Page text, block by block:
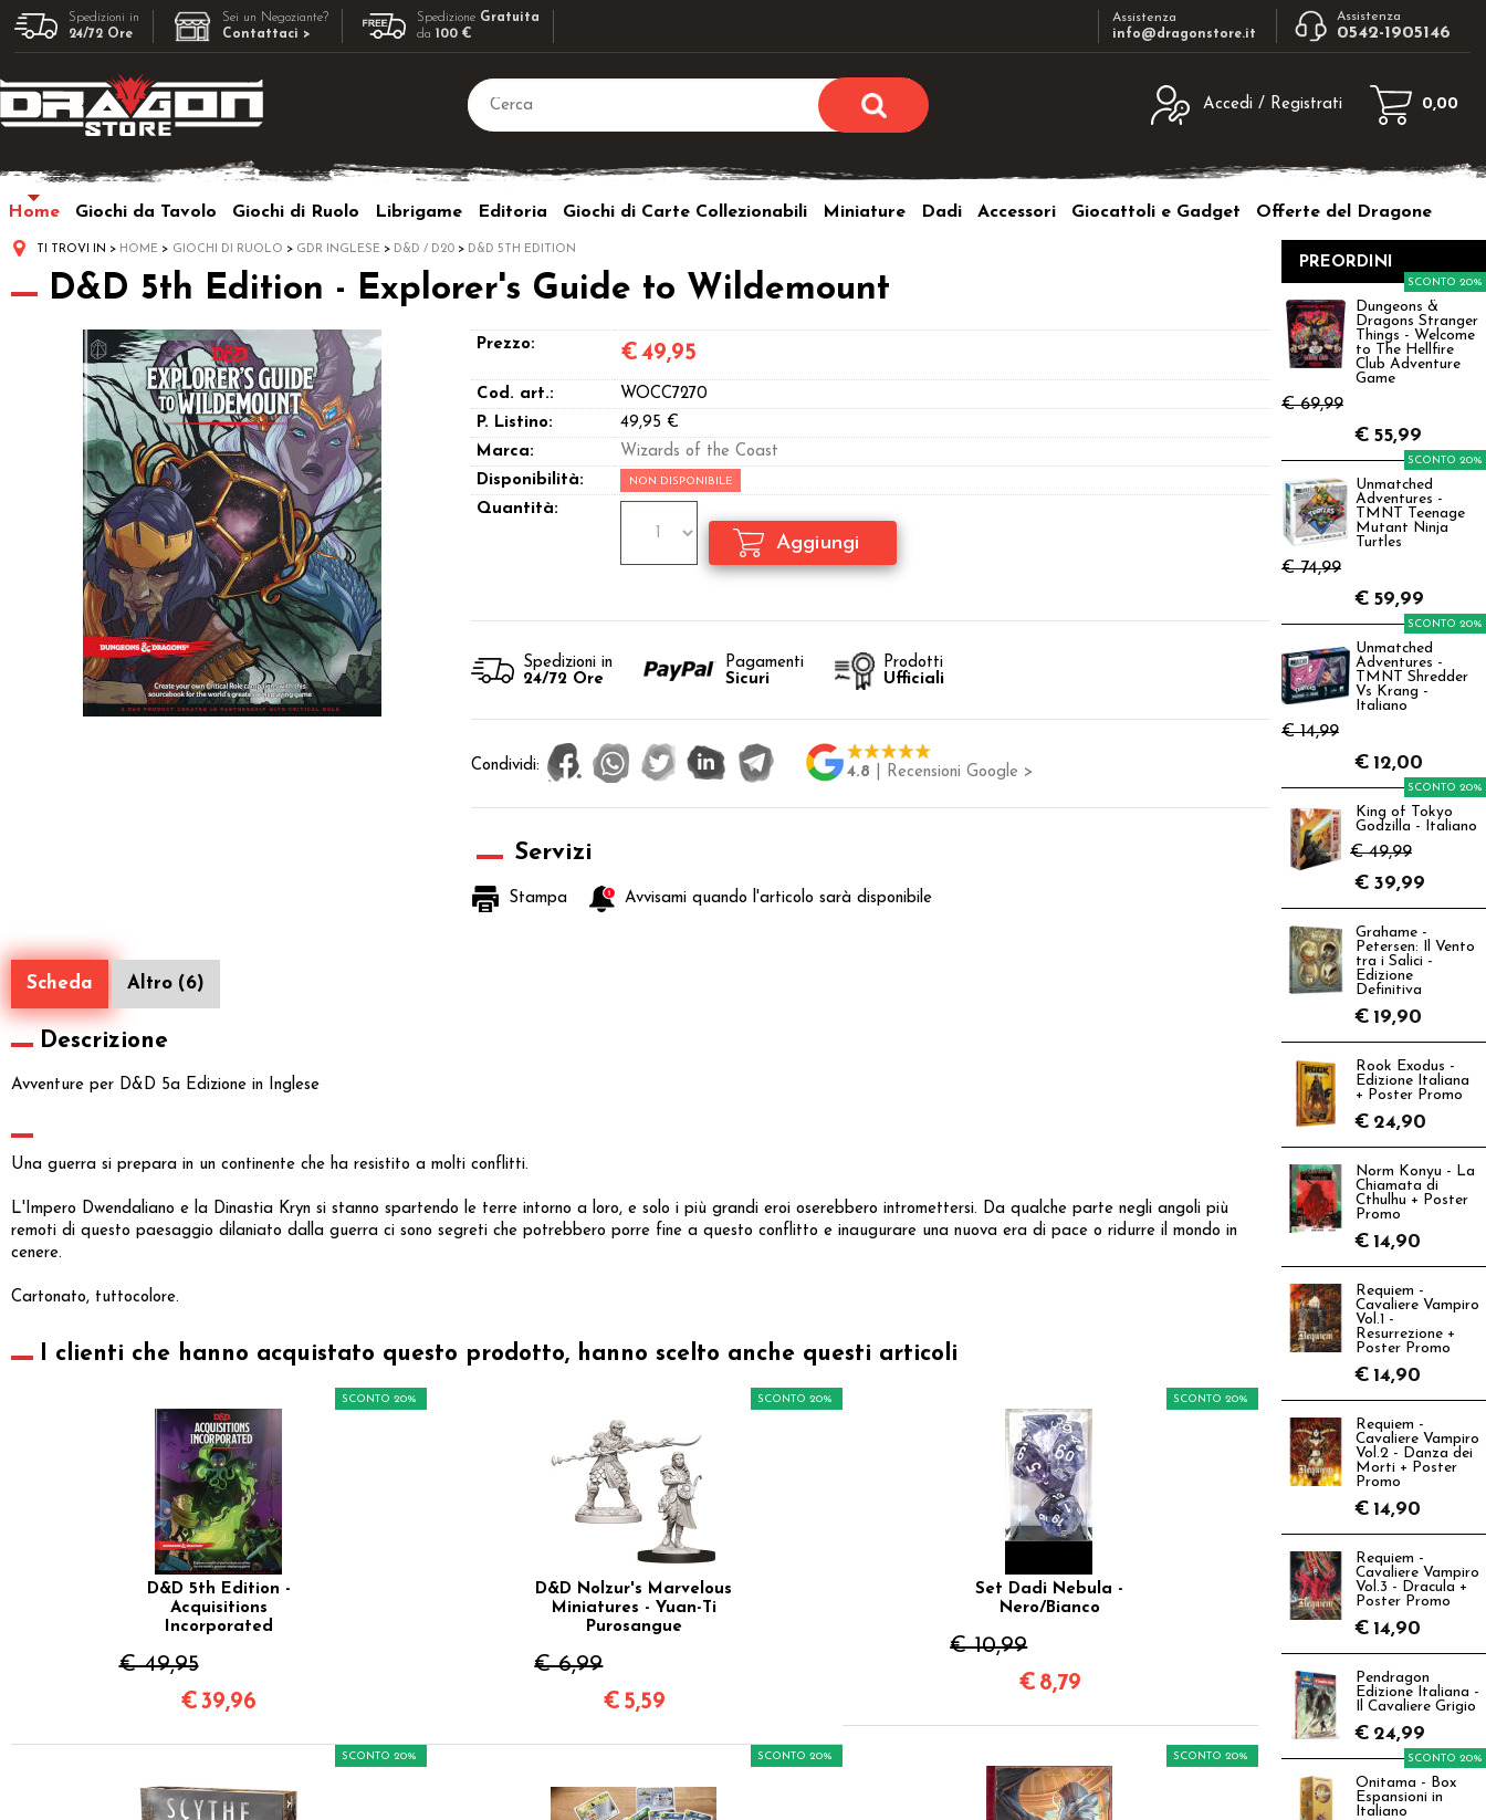
Spedizioni in
24/72 Ore
Sei un Negoziante?
Contattaci >
Spedizione Gratuita
da100 €
Assistenza
info@dragonstore.it
Assistenza
0542-1905146
Accedi / Registrati
utente e la password e poi clicca sul
Password:
sito clicca sul pulsante "Registrati"
0,00
Home Giochi da Tavolo Giochi di Ruolo Librigame Editoria Giochi di Carte Collezionabili Miniature Dadi Accessori Giocattoli e Gadget Offerte del Dragone
TI TROVI IN HOME GIOCHI DI RUOLO GDR INGLESE D&D / D20 D&D 5TH EDITION
D&D 5th Edition - Explorer's Guide to Wildemount
Prezzo: €49,95
Cod. art.:
WOCC7270
P. Listino:
49,95 €
Marca:
Wizards of the Coast
Disponibilità:
NON DISPONIBILE
Quantità:
Spedizioni in
24/72 Ore
Pagamenti
Sicuri
Prodotti
Ufficiali
Condividi: 4.8 | Recensioni Google >
Servizi
Stampa Avvisami quando l'articolo sarà disponibile
Scheda Altro (6)
Descrizione
Avventure per D&D 5a Edizione in Inglese
Una guerra si prepara in un continente che ha resistito a molti conflitti.
L'Impero Dwendaliano e la Dinastia Kryn si stanno spartendo le terre intorno a loro, e solo i più grandi eroi oserebbero intromettersi. Da qualche parte negli angoli più
remoti di questo paesaggio dilaniato dalla guerra ci sono segreti che potrebbero porre fine a questo conflitto e inaugurare una nuova era di pace o ridurre il mondo in
cenere.
Cartonato, tuttocolore.
I clienti che hanno acquistato questo prodotto, hanno scelto anche questi articoli
D&D 5th Edition -
Acquisitions
Incorporated
€ 49,95
SCONTO 20%
€39,96
D&D Nolzur's Marvelous
Miniatures - Yuan-Ti
Purosangue
€ 6,99
SCONTO 20%
€ 5,59
Set Dadi Nebula -
Nero/Bianco
€ 10,99
SCONTO 20%
€ 8,79
SCONTO 20% SCONTO 20% SCONTO 20%
PREORDINI
Dungeons &
Dragons Stranger
Things - Welcome
to The Hellfire
Club Adventure
Game
€ 69,99
SCONTO 20%
€ 55,99
Unmatched
Adventures -
TMNT Teenage
Mutant Ninja
Turtles
€ 74,99
SCONTO 20%
€ 59,99
Unmatched
Adventures -
TMNT Shredder
Vs Krang -
Italiano
€ 14,99
SCONTO 20%
€ 12,00
King of Tokyo
Godzilla - Italiano
€ 49,99
SCONTO 20%
€ 39,99
Grahame -
Petersen: Il Vento
tra i Salici -
Edizione
Definitiva
€ 19,90
Rook Exodus -
Edizione Italiana
+ Poster Promo
€ 24,90
Norm Konyu - La
Chiamata di
Cthulhu + Poster
Promo
€ 14,90
Requiem -
Cavaliere Vampiro
Vol.1 -
Resurrezione +
Poster Promo
€ 14,90
Requiem -
Cavaliere Vampiro
Vol.2 - Danza dei
Morti + Poster
Promo
€ 14,90
Requiem -
Cavaliere Vampiro
Vol.3 - Dracula +
Poster Promo
€ 14,90
Pendragon
Edizione Italiana -
Il Cavaliere Grigio
€ 24,99
Onitama - Box
Espansioni in
Italiano
SCONTO 20%